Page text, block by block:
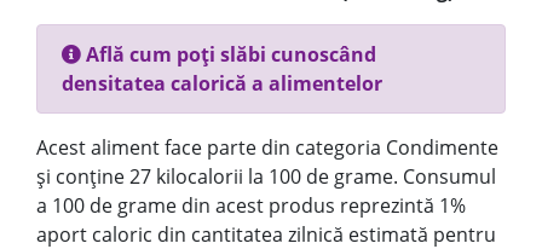
Află cum poți slăbi cunoscând
densitatea calorică a alimentelor
Acest aliment face parte din categoria Condimente
și conține 27 kilocalorii la 100 de grame. Consumul
a 100 de grame din acest produs reprezintă 1%
aport caloric din cantitatea zilnică estimată pentru